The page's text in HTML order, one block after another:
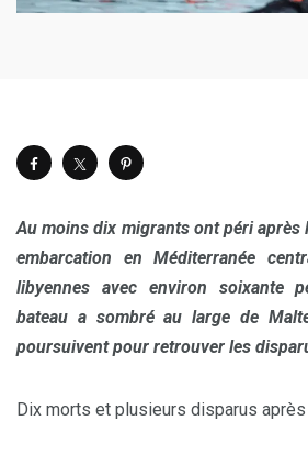
Au moins dix migrants ont péri après
embarcation en Méditerranée
libyennes avec environ soixante
bateau a sombré au large de
poursuivent pour retrouver les
Dix morts et plusieurs disparus